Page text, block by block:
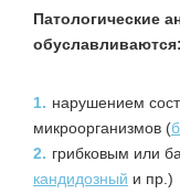
Патологические
обуславливаются:
1. нарушением
микроорганизмов (
2. грибковым или
кандидозный и пр.)